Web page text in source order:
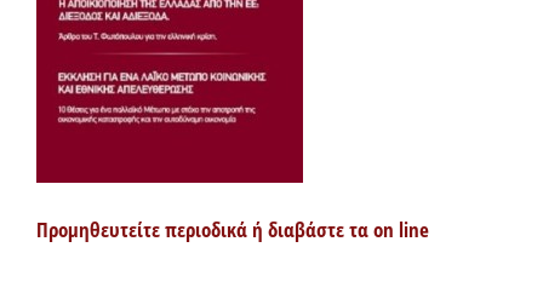
Προμηθευτείτε περιοδικά ή διαβάστε τα on line